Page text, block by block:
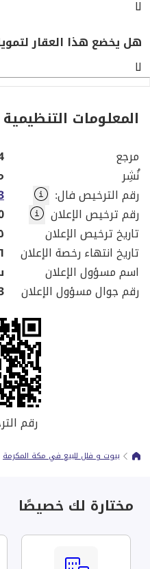
لا
هل يخضع هذا العقار
لا
المعلومات التنظيمية
مرجع
نُشِر
رقم الترخيص فال:
رقم ترخيص الإعلان
تاريخ ترخيص الإعلان
تاريخ انتهاء رخصة الإعلان
اسم مسؤول الإعلان
رقم جوال مسؤول الإعلان
رقم
بيوت و فلل للبيع في مكة المكرمة
مختارة لك خصيصًا